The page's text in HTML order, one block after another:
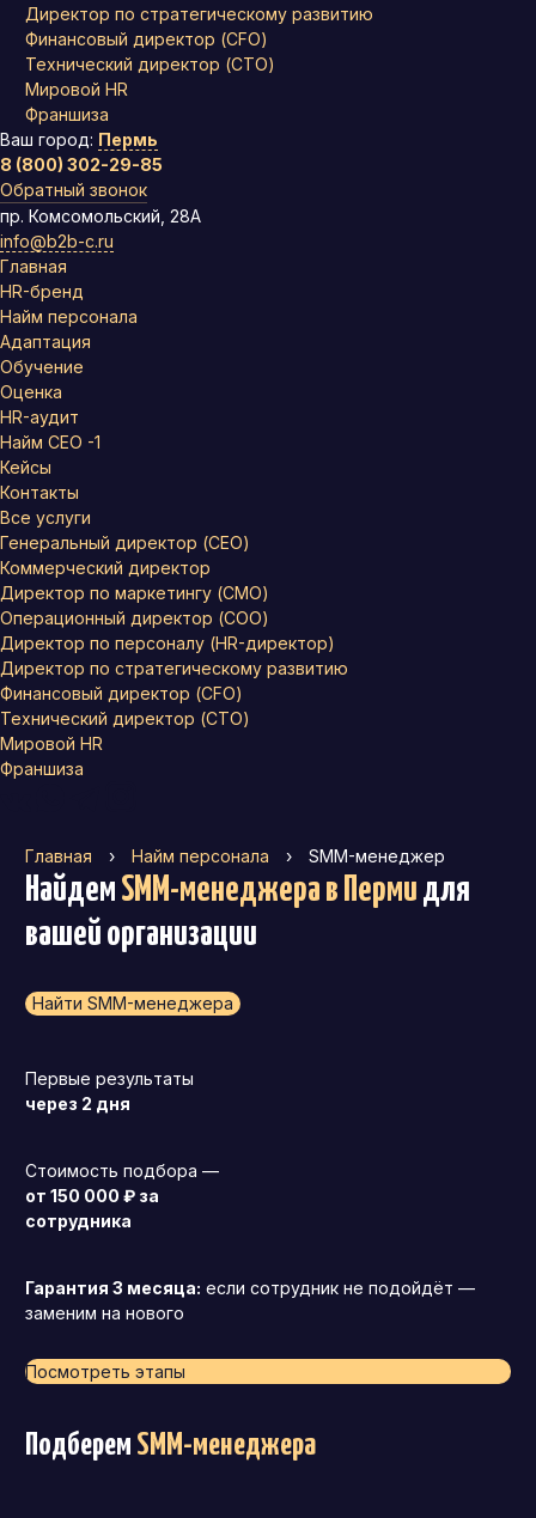
Директор по стратегическому развитию
Финансовый директор (CFO)
Технический директор (CTO)
Мировой HR
Франшиза
Ваш город: Пермь
8 (800) 302-29-85
Обратный звонок
пр. Комсомольский, 28А
info@b2b-c.ru
Главная
HR-бренд
Найм персонала
Адаптация
Обучение
Оценка
HR-аудит
Найм СЕО -1
Кейсы
Контакты
Все услуги
Генеральный директор (CEO)
Коммерческий директор
Директор по маркетингу (CMO)
Операционный директор (COO)
Директор по персоналу (HR-директор)
Директор по стратегическому развитию
Финансовый директор (CFO)
Технический директор (CTO)
Мировой HR
Франшиза
Главная › Найм персонала › SMM-менеджер
Найдем SMM-менеджера в Перми для
вашей организации
Найти SMM-менеджера
Первые результаты
через 2 дня
Стоимость подбора —
от 150 000 ₽ за
сотрудника
Гарантия 3 месяца: если сотрудник не подойдёт —
заменим на нового
Посмотреть этапы
Подберем SMM-менеджера